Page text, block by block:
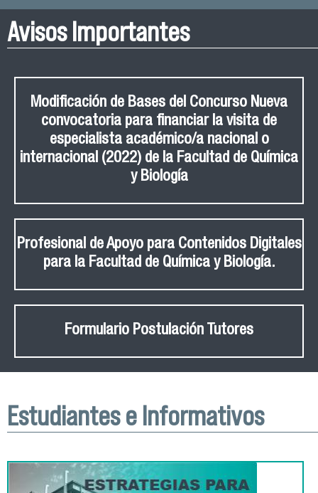
Avisos Importantes
Modificación de Bases del Concurso Nueva
convocatoria para financiar la visita de
especialista académico/a nacional o
internacional (2022) de la Facultad de Química
y Biología
Profesional de Apoyo para Contenidos Digitales
para la Facultad de Química y Biología.
Formulario Postulación Tutores
Estudiantes e Informativos